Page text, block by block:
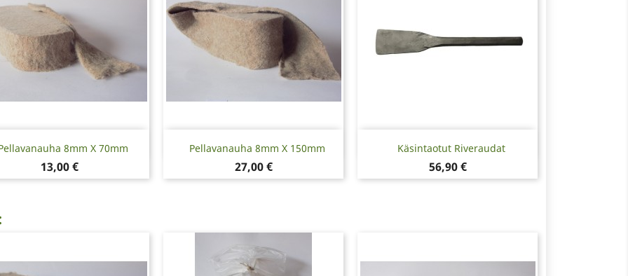
8mm X 70mm
Hinta
13,00 €
Pikakatselu Pellavanauha 8mm X 150mm
Hinta
27,00 €
Pikakatselu Käsintaotut Riveraudat
Hinta
56,90 €
Pikakatselu